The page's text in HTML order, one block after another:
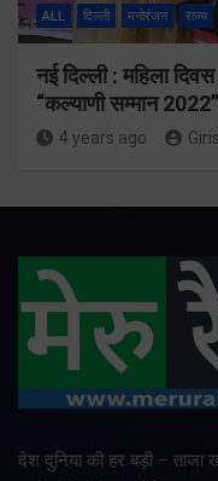
ALL दिल्ली मनोरंजन राज्य
नई दिल्ली : महिला
“कल्याणी सम्मान 2022”
4 years ago
देश दुनिया की हर बड़ी –